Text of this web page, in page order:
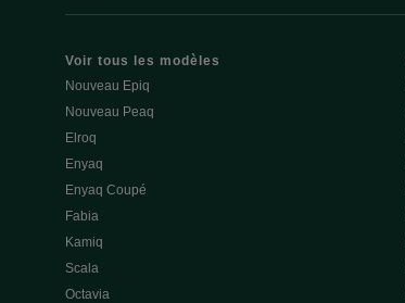
Voir tous les modèles
Nouveau Epiq
Nouveau Peaq
Elroq
Enyaq
Enyaq Coupé
Fabia
Kamiq
Scala
Octavia